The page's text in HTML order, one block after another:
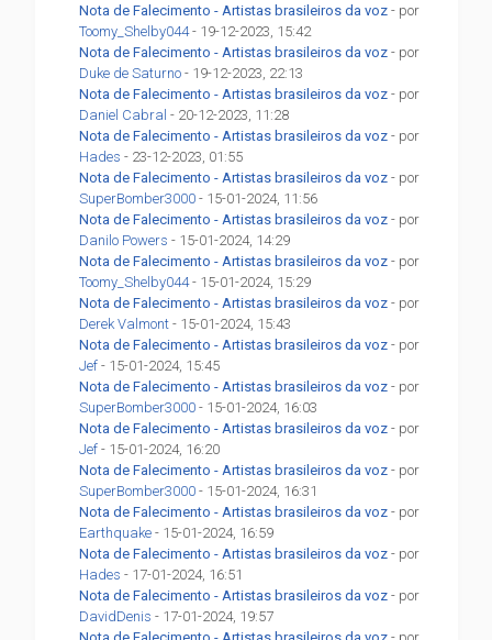
Nota de Falecimento - Artistas brasileiros da voz - por
Toomy_Shelby044- 19-12-2023, 15:42
Nota de Falecimento - Artistas brasileiros da voz - por
Duke de Saturno - 19-12-2023, 22:13
Nota de Falecimento - Artistas brasileiros da voz - por
Daniel Cabral - 20-12-2023, 11:28
Nota de Falecimento - Artistas brasileiros da voz - por
Hades - 23-12-2023, 01:55
Nota de Falecimento - Artistas brasileiros da voz - por
SuperBomber3000 - 15-01-2024, 11:56
Nota de Falecimento - Artistas brasileiros da voz - por
Danilo Powers - 15-01-2024, 14:29
Nota de Falecimento - Artistas brasileiros da voz - por
Toomy_Shelby044- 15-01-2024, 15:29
Nota de Falecimento - Artistas brasileiros da voz - por
Derek Valmont - 15-01-2024, 15:43
Nota de Falecimento - Artistas brasileiros da voz - por
Jef - 15-01-2024, 15:45
Nota de Falecimento - Artistas brasileiros da voz - por
SuperBomber3000 - 15-01-2024, 16:03
Nota de Falecimento - Artistas brasileiros da voz - por
Jef - 15-01-2024, 16:20
Nota de Falecimento - Artistas brasileiros da voz - por
SuperBomber3000 - 15-01-2024, 16:31
Nota de Falecimento - Artistas brasileiros da voz - por
Earthquake - 15-01-2024, 16:59
Nota de Falecimento - Artistas brasileiros da voz - por
Hades - 17-01-2024, 16:51
Nota de Falecimento - Artistas brasileiros da voz - por
DavidDenis - 17-01-2024, 19:57